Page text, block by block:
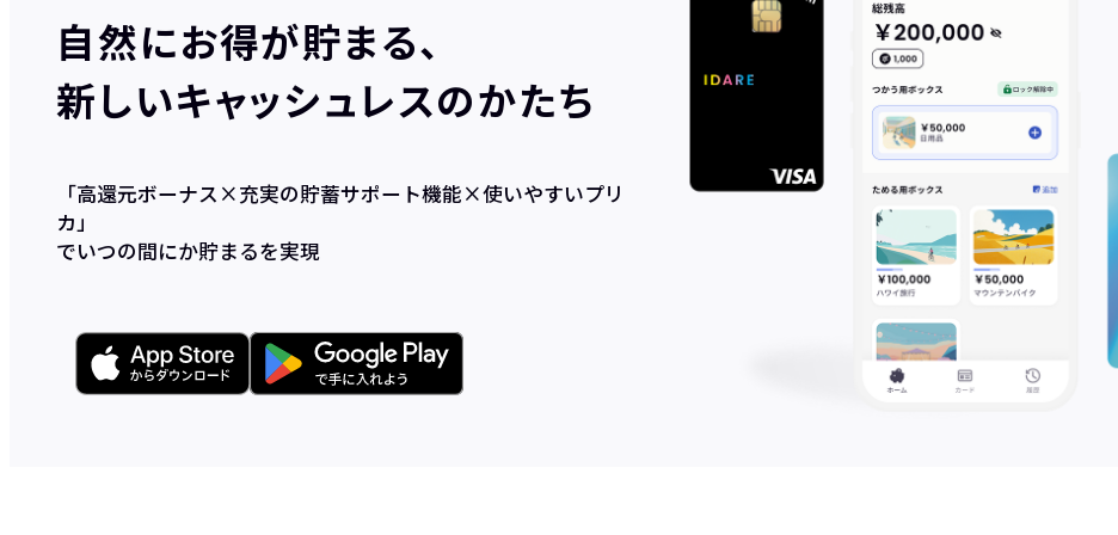
自然にお得が貯まる、
新しいキャッシュレスのかたち
「高還元ボーナス×充実の貯蓄サポート機能×使いやすいプリ
カ」
でいつの間にか貯まるを実現